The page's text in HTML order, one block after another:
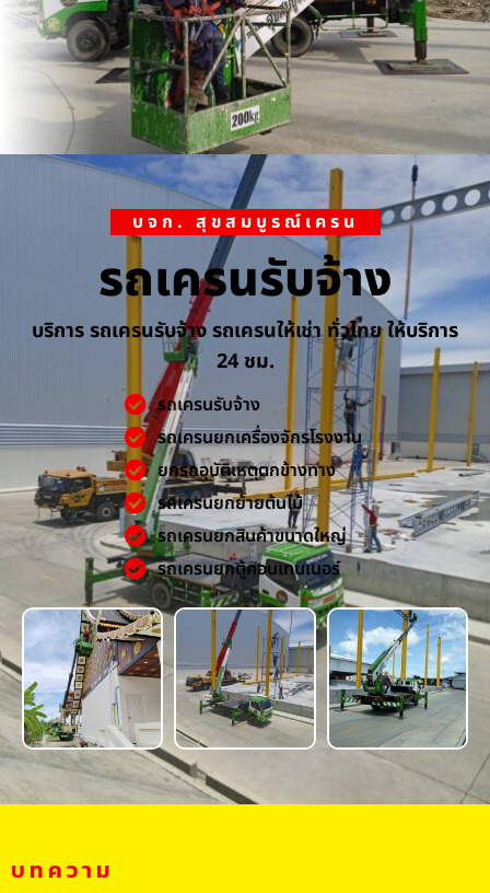
บจก. สุขสมบูรณ์เครน
รถเครนรับจ้าง
บริการ รถเครนรับจ้าง รถเครนให้เช่า ทั่วไทย ให้บริการ
24 ชม.
รถเครนรับจ้าง
รถเครนยกเครื่องจักรโรงงาน
ยกรถอุบัติเหตุตกข้างทาง
รถเครนยกย้ายต้นไม้
รถเครนยกสินค้าขนาดใหญ่
รถเครนยกตู้คอนเทนเนอร์
บทความ